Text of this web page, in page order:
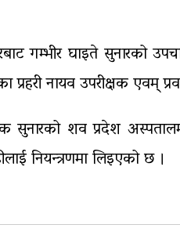
गम्भीर घाइते सुनारको
प्रहरी नायव उपरीक्षक एवम्
सुनारको शव प्रदेश
नियन्त्रणमा लिइएको छ ।